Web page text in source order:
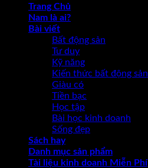
Trang Chủ
Nam là ai?
Bài viết
Bất động sản
Tư duy
Kỹ năng
Kiến thức bất động sản
Giàu có
Tiền bạc
Học tập
Bài học kinh doanh
Sống đẹp
Sách hay
Danh mục sản phẩm
Tài liệu kinh doanh Miễn Phí